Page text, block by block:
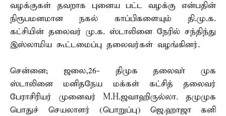
வழக்குகள் தவறாக புனைய பட்ட வழக்கு என்பதின்
நிரூபமனமான நகல் காப்பிகளையும் தி.மு.க.
கட்சியின் தலைவர் மு.க. ஸ்டாலினை நேரில் சந்திந்து
இஸ்லாமிய கூட்டமைப்பு தலைவர்கள் வழங்கினர்.
சென்னை; ஜலை,26- திமுக தலைவா் முக
ஸ்டாலினை மனிதநேய மக்கள் கட்சித் தலைவர்
பேராசிரியர் முனைவர் M.H.ஜவாஹிருல்லா. தமுமுக
பொதுச் செயலாளர் (பொறுப்பு) ஜெ.ஹாஜா கனி